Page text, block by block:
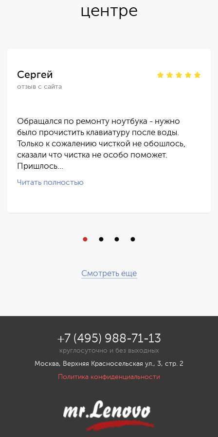
центре
Сергей
отзыв с сайта
Обращался по ремонту ноутбука - нужно
было прочистить клавиатуру после воды.
Только к сожалению чисткой не обошлось,
сказали что чистка не особо поможет.
Пришлось…
Читать полностью
Смотреть еще
+7 (495) 988-71-13
круглосуточно и без выходных
Москва, Верхняя Красносельская ул., 3, стр. 2
Политика конфиденциальности